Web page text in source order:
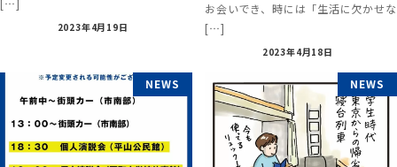
2023年4月19日
お会いでき、時には「生活に欠かせな
[…]
2023年4月18日
NEWS NEWS